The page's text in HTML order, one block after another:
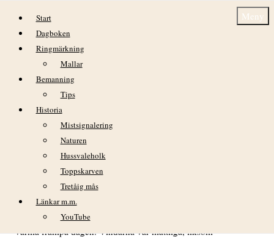
Hoppa till innehåll Meny
Start
Dagboken
Ringmärkning
Mallar
Bemanning
Tips
Historia
Mistsignalering
Naturen
Hussvaleholk
Toppskarven
Tretåig mås
Länkar m.m.
YouTube
Dagbok Nidingens Fågelstation – torsdag 30
april 2026
VÄDER
Innan soluppgången visade sig en röd måne på horisonten i
nordväst. Det var litet dagg i gräset innan solen började
värma frampå dagen. Vindarna var måttliga, liksom